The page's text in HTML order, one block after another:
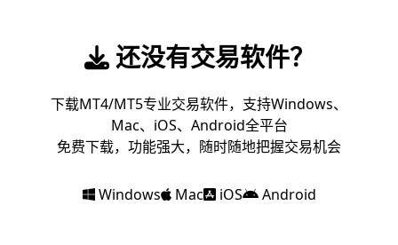
还没有交易软件？
下载MT4/MT5专业交易软件，支持Windows、
Mac、iOS、Android全平台
免费下载，功能强大，随时随地把握交易机会
Windows Mac iOS Android